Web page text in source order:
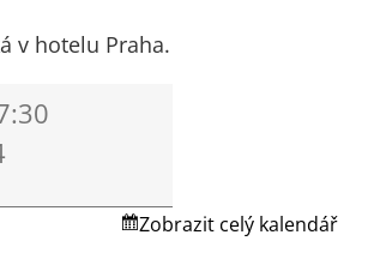
Turistika
v hotelu Praha.
Zobrazit celý kalendář